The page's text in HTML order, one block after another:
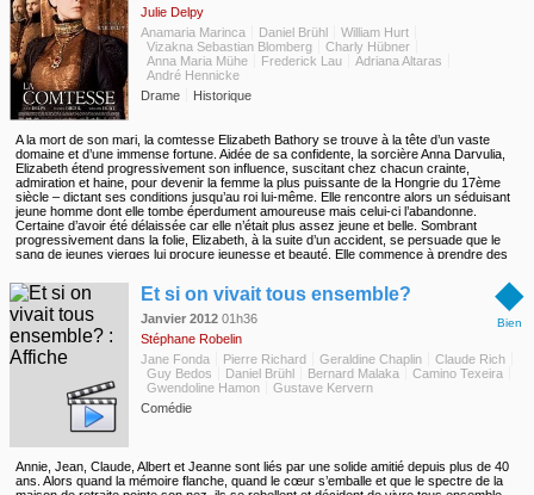
Julie Delpy
Anamaria Marinca
Daniel Brühl
William Hurt
Vizakna Sebastian Blomberg
Charly Hübner
Anna Maria Mühe
Frederick Lau
Adriana Altaras
André Hennicke
Drame
Historique
A la mort de son mari, la comtesse Elizabeth Bathory se trouve à la tête d’un vaste
domaine et d’une immense fortune. Aidée de sa confidente, la sorcière Anna Darvulia,
Elizabeth étend progressivement son influence, suscitant chez chacun crainte,
admiration et haine, pour devenir la femme la plus puissante de la Hongrie du 17ème
siècle – dictant ses conditions jusqu’au roi lui-même. Elle rencontre alors un séduisant
jeune homme dont elle tombe éperdument amoureuse mais celui-ci l’abandonne.
Certaine d’avoir été délaissée car elle n’était plus assez jeune et belle. Sombrant
progressivement dans la folie, Elizabeth, à la suite d’un accident, se persuade que le
sang de jeunes vierges lui procure jeunesse et beauté. Elle commence à prendre des
série d’actes sanglants et diaboliques…
◆
Bien
Et si on vivait tous ensemble?
Janvier 2012 01h36
Stéphane Robelin
Jane Fonda
Pierre Richard Geraldine Chaplin
Claude Rich
Guy Bedos
Daniel Brühl Bernard Malaka
Camino Texeira
Gwendoline Hamon
Gustave Kervern
Comédie
Annie, Jean, Claude, Albert et Jeanne sont liés par une solide amitié depuis plus de 40
ans. Alors quand la mémoire flanche, quand le cœur s’emballe et que le spectre de la